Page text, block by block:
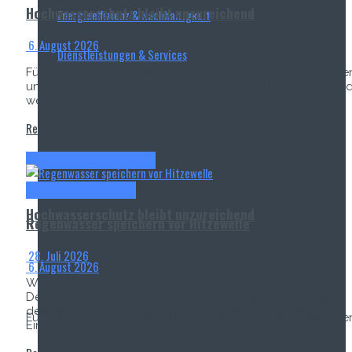
Energieeffizienz & Nachhaltigkeit
Dienstleistungen & Services
Dienstleistungen & Services
Hochwasserschutz bleibt unzureichend
6. August 2026
Fünf Jahre nach der Ahrtalflut ist der Schutz vor
Hochwasserschutz bleibt unzureichend
6. August 2026
Fünf Jahre nach der Ahrtalflut ist der Schutz vor
und Hochwasser aus Sicht vieler Menschen in
weiterhin unzureichend....
Read more
Regenwasser speichern vor Hitzewelle
28. Juli 2026
Während derzeit noch Schauer und Gewitter über
Deutschland ziehen, rechnen Meteorologen bereits ab
dem Wochenende mit einer deutlichen Wetterwende.
Eine...